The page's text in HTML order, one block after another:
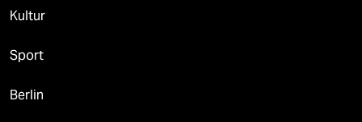
Kultur
Sport
Berlin